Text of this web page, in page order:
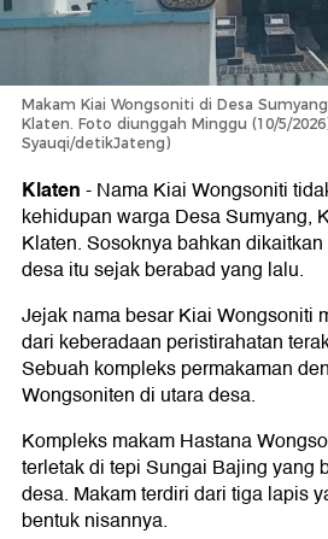
Makam Kiai Wongsoniti di Desa
Klaten. Foto diunggah Minggu (10/5/
Syauqi/detikJateng)
Klaten-Nama Kiai Wongsoniti
kehidupan warga Desa Sumyang,
Klaten. Sosoknya bahkan
desa itu sejak berabad yang lalu.
Jejak nama besar Kiai Wongsoniti
dari keberadaan peristirahatan
Sebuah kompleks permakaman
Wongsoniten di utara desa.
Kompleks makam Hastana
terletak di tepi Sungai Bajing yang
desa. Makam terdiri dari tiga lapis
bentuk nisannya.